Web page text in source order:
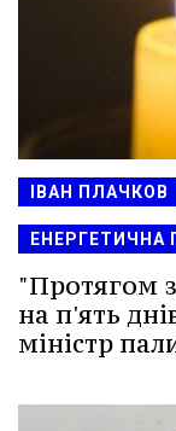
ІВАН ПЛАЧКОВ
ЕНЕРГЕТИЧНА
"Протягом
на п'ять
міністр